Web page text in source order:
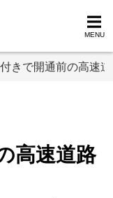
MENU
きで開通前の高速
高速道路